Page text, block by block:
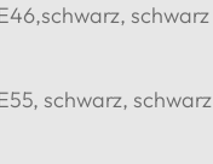
schwarz
schwarz, schwarz